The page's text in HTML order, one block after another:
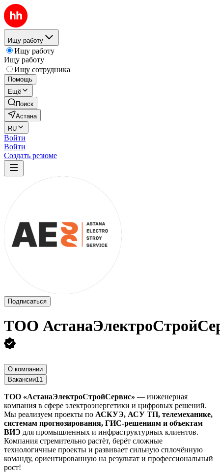
Ищу работу
Ищу работу
Ищу работу
Ищу сотрудника
Помощь
Ещё
Поиск
Астана
RU
Войти
Войти
Создать резюме
Подписаться
ТОО
О компании
Вакансии11
ТОО «АстанаЭлектроСтройСервис» — инженерная
компания в сфере электроэнергетики и цифровых решений.
Мы реализуем проекты по АСКУЭ, АСУ ТП, телемеханике,
системам прогнозирования, ГИС-решениям и объектам
ВИЭ для промышленных и инфраструктурных клиентов.
Компания стремительно растёт, берёт сложные
технологичные проекты и развивает сильную сплочённую
команду, ориентированную на результат и профессиональный
рост!